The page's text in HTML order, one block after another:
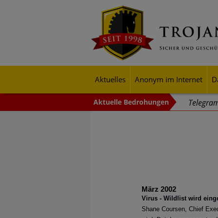
Aktuelles Anonym im Internet
In
März 2002
Virus - Wildlist wird
Shane Coursen, Chief